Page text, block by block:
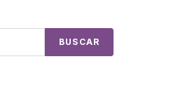
BUSCAR